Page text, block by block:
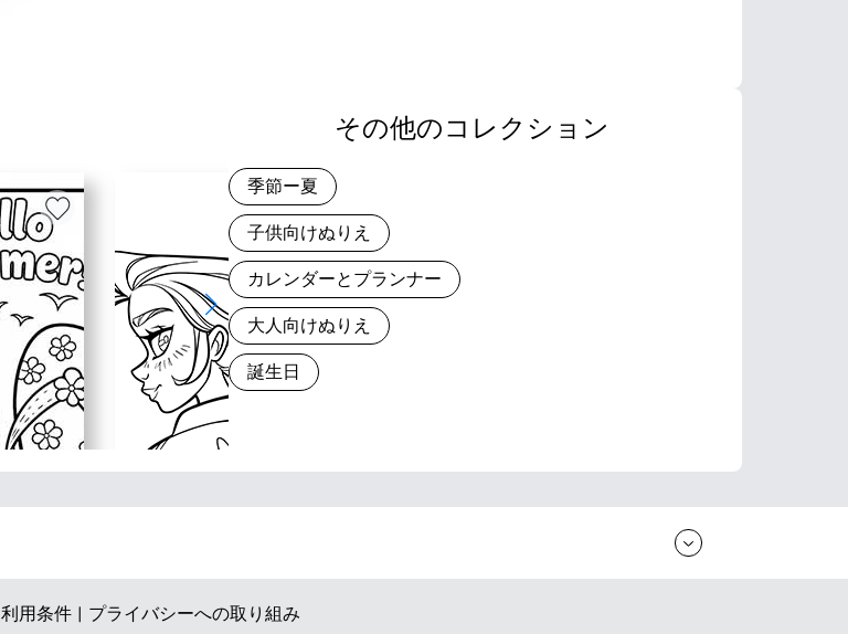
その他のコレクション
季節ー夏
子供向けぬりえ
カレンダーとプランナー
大人向けぬりえ
誕生日
利用条件 | プライバシーへの取り組み